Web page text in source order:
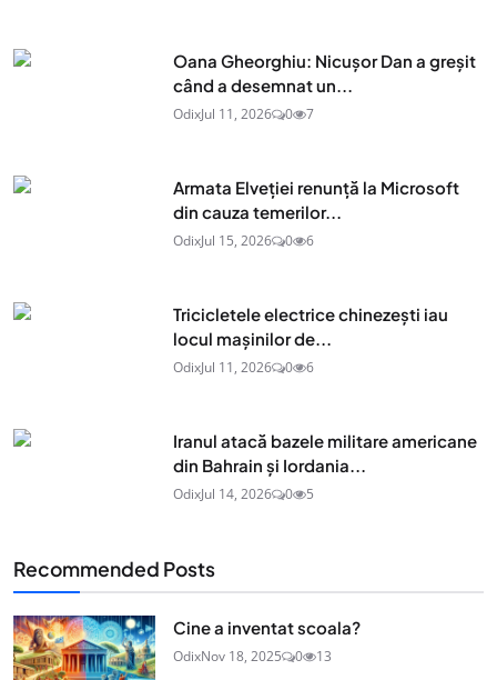
Oana Gheorghiu: Nicușor Dan a greșit
când a desemnat un...
OdixJul 11, 2026 0 7
Armata Elveției renunță la Microsoft
din cauza temerilor...
OdixJul 15, 2026 0 6
Tricicletele electrice chinezești iau
locul mașinilor de...
OdixJul 11, 2026 0 6
Iranul atacă bazele militare americane
din Bahrain și Iordania...
OdixJul 14, 2026 0 5
Recommended Posts
Cine a inventat scoala?
OdixNov 18, 2025 0 13